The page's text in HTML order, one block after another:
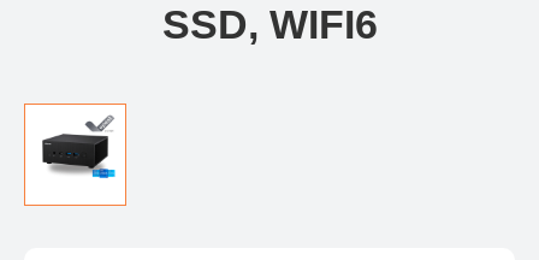
SSD, WIFI6